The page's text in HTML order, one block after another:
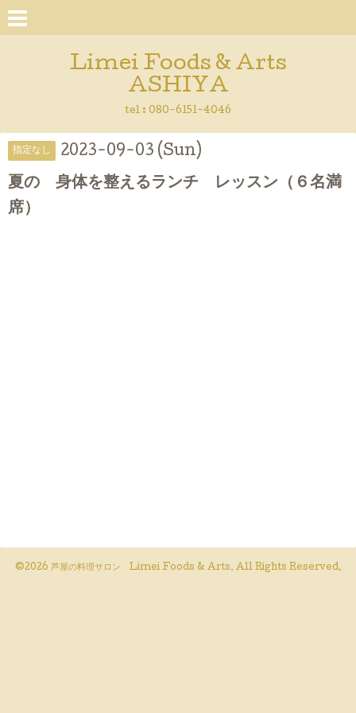
Limei Foods & Arts
ASHIYA
tel : 080-6151-4046
指定なし 2023-09-03 (Sun)
夏の 身体を整えるランチ レッスン（６名満
席）
©2026 芦屋の料理サロン Limei Foods & Arts. All Rights Reserved.